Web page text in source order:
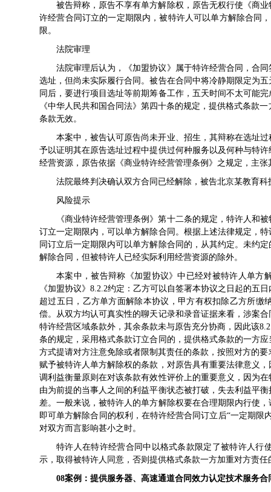
被告辩称，原告不享有单方解除权，原告无权行使《商
许经营合同订立的一定期限内，被特许人可以单方解除合同
限。
法院审理
法院审理后认为，《加盟协议》属于特许经营合同，合
选址，但尚未实际履行合同。被告在合同中将冷静期限定为
同后，要进行项目选址等前期筹备工作，五天时间不太可能
《中华人民共和国合同法》第四十条的规定，提供格式条款
条款无效。
本案中，被告认可原告尚未开业、招生，其辩称在选址
予以证明其在原告选址过程中提供过何种服务以及何种与特
经营资源，原告依据《商业特许经营管理条例》之规定，主
法院最终判决确认双方合同已经解除，被告北京某教育
风险提示
《商业特许经营管理条例》第十二条的规定，特许人和
订立一定期限内，可以单方解除合同。根据上述法律规定，
同订立后一定期限内可以单方解除合同的，从其约定。未约
解除合同，但被特许人已经实际利用经营资源的除外。
本案中，被告辩称《加盟协议》中已经对被特许人单方
《加盟协议》8.2.2约定：乙方可以自签署本协议之日起的五
超过五日，乙方单方面解除本协议，甲方有权扣除乙方所
偿。从双方均认可真实性的聊天记录和录音证据来看，涉案
特许经营区域条款外，其余条款未与原告充分协商，因此该
条的规定，采用格式条款订立合同的，提供格式条款的一方
方式提请对方注意免除或者限制其责任的条款，按照对方的
赋予被特许人单方解除权的条款，对原告具有重要法律意义
调利益衡量原则在对该条款有效性评价上的重要意义，因为
由为前提的当事人之间的利益平衡状态被打破，失去利益平
差。一般来说，被特许人的单方解除权要在合理期限内行使
即可单方解除合同的权利，在特许经营合同订立后“一定期
对双方而言影响甚小之时。
特许人在特许经营合同中以格式条款限定了被特许人行
示，取得被特许人同意，否则提供格式条款一方加重对方责任
08案例： 提供服务器、高速通道合同效力认定技术服务合